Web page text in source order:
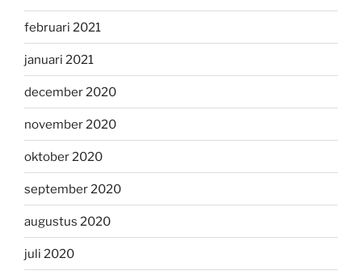
februari 2021
januari 2021
december 2020
november 2020
oktober 2020
september 2020
augustus 2020
juli 2020